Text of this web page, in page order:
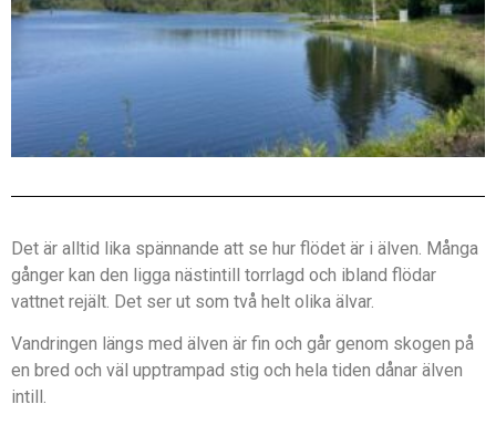
Det är alltid lika spännande att se hur flödet är i älven. Många
gånger kan den ligga nästintill torrlagd och ibland flödar
vattnet rejält. Det ser ut som två helt olika älvar.
Vandringen längs med älven är fin och går genom skogen på
en bred och väl upptrampad stig och hela tiden dånar älven
intill.